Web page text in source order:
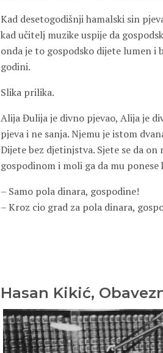
Kad desetogodišnji hamalski sin
kad učitelj muzike uspije da
onda je to gospodsko dijete lumen i
godini.
Slika prilika.
Alija Đulija je divno pjevao, Alija je
pjeva i ne sanja. Njemu je istom
Dijete bez djetinjstva. Sjete se da
gospodinom i moli ga da mu
– Samo pola dinara, gospodine!
– Kroz cio grad za pola dinara,
Hasan Kikić,